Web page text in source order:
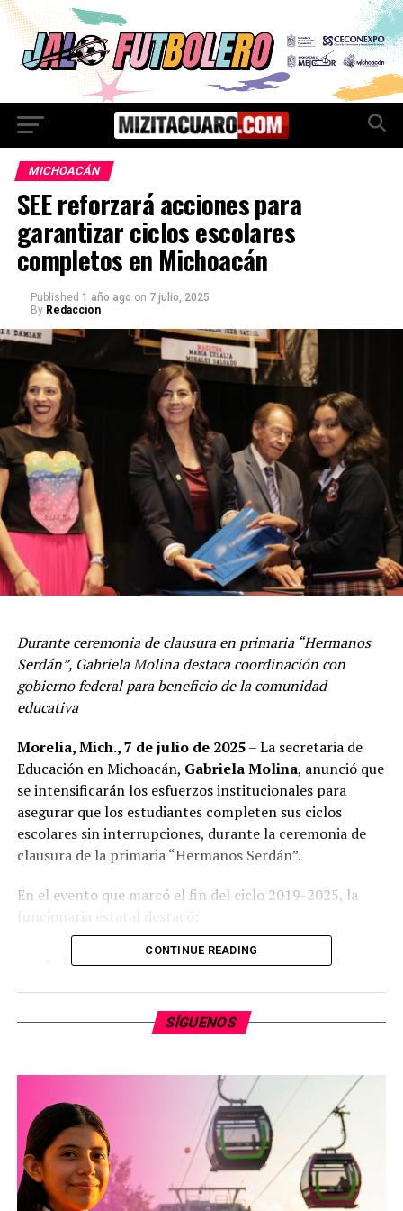
MICHOACÁN
SEE reforzará acciones para
garantizar ciclos escolares
completos en Michoacán
Published 1 año ago on 7 julio, 2025
By Redaccion
Durante ceremonia de clausura en primaria “Hermanos
Serdán”, Gabriela Molina destaca coordinación con
gobierno federal para beneficio de la comunidad
educativa
Morelia, Mich., 7 de julio de 2025– La secretaria de
Educación en Michoacán, Gabriela Molina, anunció que
se intensificarán los esfuerzos institucionales para
asegurar que los estudiantes completen sus ciclos
escolares sin interrupciones, durante la ceremonia de
clausura de la primaria “Hermanos Serdán”.
En el evento que marcó el fin del ciclo 2019-2025, la
funcionaria estatal destacó:
La coordinación con el gobierno federal ha
Se garantizará la continuidad de este esquema
Alfredo Ramírez Bedolla
mantendrá el apoyo al sector educativo
Mensaje a las nuevas generaciones
Dirigiéndose a los graduados, Molina los exhortó a:
CONTINUE READING
SÍGUENOS